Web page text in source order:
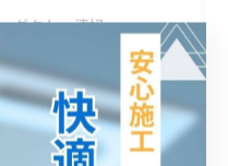
ダクト・清掃
法
アコン・クリーニング
店・高圧洗浄